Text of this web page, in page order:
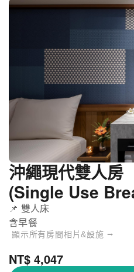
沖繩現代雙人房
(Single Use
📌 雙人床
含早餐
顯示所有房間相片&設施 ⭢
NT$ 4,047